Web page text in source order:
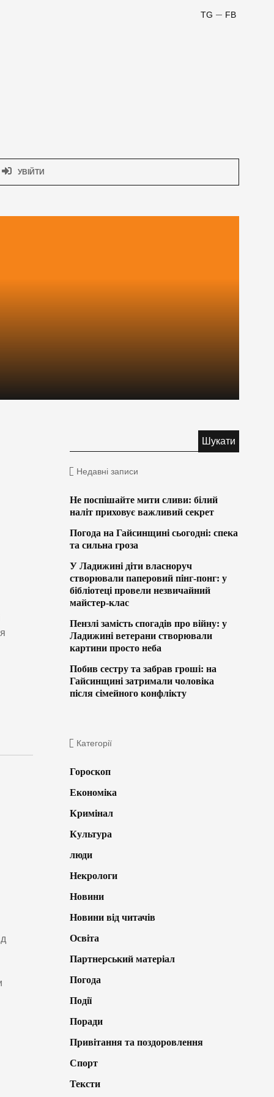
FB
TG
УВІЙТИ
Недавні записи
Не поспішайте мити сливи: білий
наліт приховує важливий секрет
Погода на Гайсинщині сьогодні: спека
та сильна гроза
У Ладижині діти власноруч
створювали паперовий пінг-понг: у
бібліотеці провели незвичайний
майстер-клас
Пензлі замість спогадів про війну: у
Ладижині ветерани створювали
картини просто неба
Побив сестру та забрав гроші: на
Гайсинщині затримали чоловіка
після сімейного конфлікту
Категорії
Гороскоп
Економіка
Кримінал
Культура
люди
Некрологи
Новини
Новини від читачів
Освіта
Партнерський матеріал
Погода
Події
Поради
Привітання та поздоровлення
Спорт
Тексти